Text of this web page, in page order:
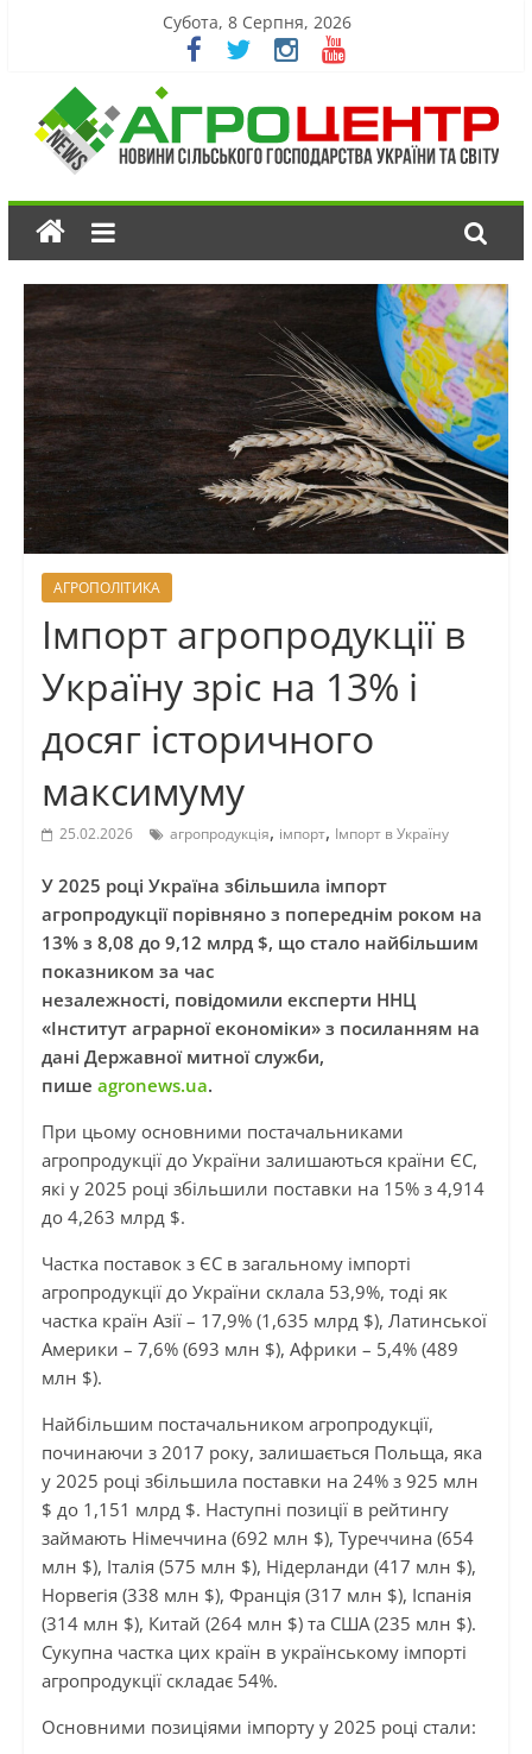
Субота, 8 Серпня, 2026
АГРОПОЛІТИКА
Імпорт агропродукції в
Україну зріс на 13% і
досяг історичного
максимуму
25.02.2026 агропродукція, імпорт, Імпорт в Україну
У 2025 році Україна збільшила імпорт
агропродукції порівняно з попереднім роком на
13% з 8,08 до 9,12 млрд $, що стало найбільшим
показником за час
незалежності, повідомили експерти ННЦ
«Інститут аграрної економіки» з посиланням на
дані Державної митної служби,
пише agronews.ua.
При цьому основними постачальниками
агропродукції до України залишаються країни ЄС,
які у 2025 році збільшили поставки на 15% з 4,914
до 4,263 млрд $.
Частка поставок з ЄС в загальному імпорті
агропродукції до України склала 53,9%, тоді як
частка країн Азії – 17,9% (1,635 млрд $), Латинської
Америки – 7,6% (693 млн $), Африки – 5,4% (489
млн $).
Найбільшим постачальником агропродукції,
починаючи з 2017 року, залишається Польща, яка
у 2025 році збільшила поставки на 24% з 925 млн
$ до 1,151 млрд $. Наступні позиції в рейтингу
займають Німеччина (692 млн $), Туреччина (654
млн $), Італія (575 млн $), Нідерланди (417 млн $),
Норвегія (338 млн $), Франція (317 млн $), Іспанія
(314 млн $), Китай (264 млн $) та США (235 млн $).
Сукупна частка цих країн в українському імпорті
агропродукції складає 54%.
Основними позиціями імпорту у 2025 році стали: